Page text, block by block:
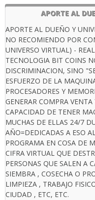
APORTE AL
APORTE AL DUEÑO Y
NO RECOMIENDO POR
UNIVERSO VIRTUAL) -
TECNOLOGIA BIT COINS
DISCRIMINACION, SINO
ESFUERZO DE LA
PROCESADORES Y
GENERAR COMPRA
CAPACIDAD DE TENER
MUCHAS DE ELLAS 24/7
AÑO=DEDICADAS A ESO
PROGRAMA EN COSA DE
CIFRA VIRTUAL QUE
PERSONAS QUE SALEN A
SIEMBRA , COSECHA O
LIMPIEZA , TRABAJO
CIUDAD , ETC, ETC.